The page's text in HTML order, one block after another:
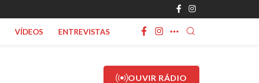
VÍDEOS ENTREVISTAS
OUVIR RÁDIO